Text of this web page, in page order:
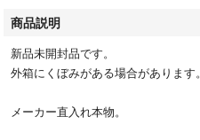
商品説明
新品未開封品です。
外箱にくぼみがある場合があります。
メーカー直入れ本物。